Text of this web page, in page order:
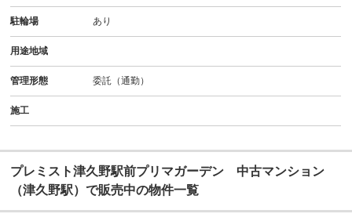
駐輪場 あり
用途地域
管理形態 委託（通勤）
施工
プレミスト津久野駅前プリマガーデン 中古マンション
（津久野駅）で販売中の物件一覧